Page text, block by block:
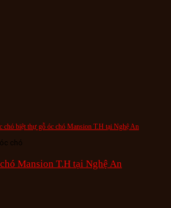
chó
Mansion T.H tại Nghệ An